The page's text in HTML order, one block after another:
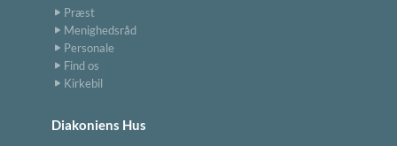
Præst
Menighedsråd
Personale
Find os
Kirkebil
Diakoniens Hus